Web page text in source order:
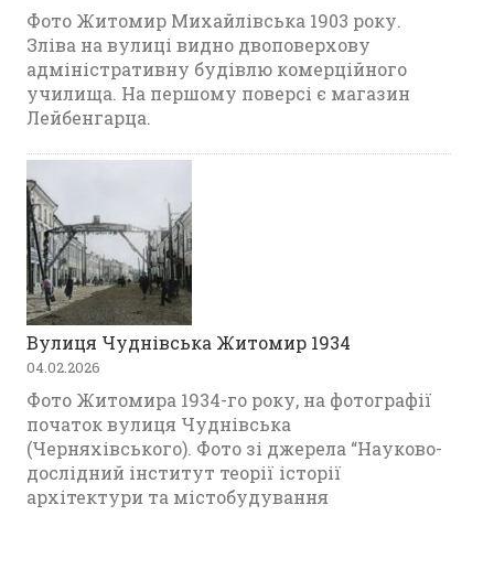
Фото Житомир Михайлівська 1903 року.
Зліва на вулиці видно двоповерхову
адміністративну будівлю комерційного
училища. На першому поверсі є магазин
Лейбенгарца.
Вулиця Чуднівська Житомир 1934
04.02.2026
Фото Житомира 1934-го року, на фотографії
початок вулиця Чуднівська
(Черняхівського). Фото зі джерела “Науково-
дослідний інститут теорії історії
архітектури та містобудування